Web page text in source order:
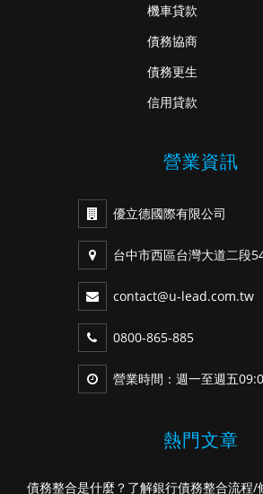
機車貸款
債務協商
債務更生
信用貸款
營業資訊
優立德國際有限公司
台中市西區台灣大道二段
contact@u-lead.com.tw
0800-865-885
營業時間：週一至週五
熱門文章
債務整合是什麼？了解銀行債務整合流程/